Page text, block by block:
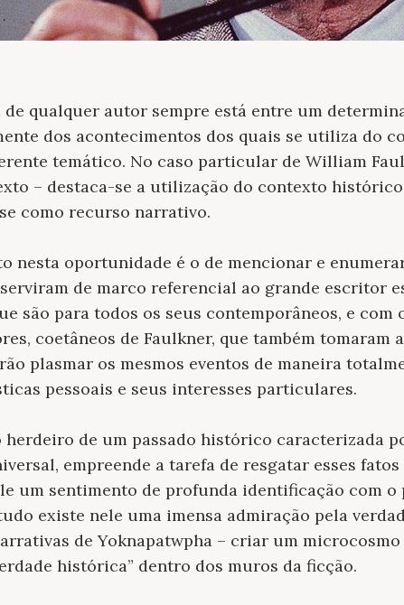
qualquer autor sempre está entre um
dos acontecimentos dos quais se utiliza do
temático. No caso particular de William
– destaca-se a utilização do contexto
como recurso narrativo.
nesta oportunidade é o de mencionar e
de marco referencial ao grande escritor
são para todos os seus contemporâneos, e com
coetâneos de Faulkner, que também
plasmar os mesmos eventos de maneira
pessoais e seus interesses particulares.
herdeiro de um passado histórico caracterizada
empreende a tarefa de resgatar esses
um sentimento de profunda identificação com o
existe nele uma imensa admiração pela
de Yoknapatwpha – criar um
histórica” dentro dos muros da ficção.